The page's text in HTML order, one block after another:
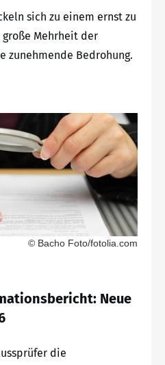
sich zu einem ernst zu
Mehrheit der
zunehmende Bedrohung.
© Bacho Foto/fotolia.com
Neue
die